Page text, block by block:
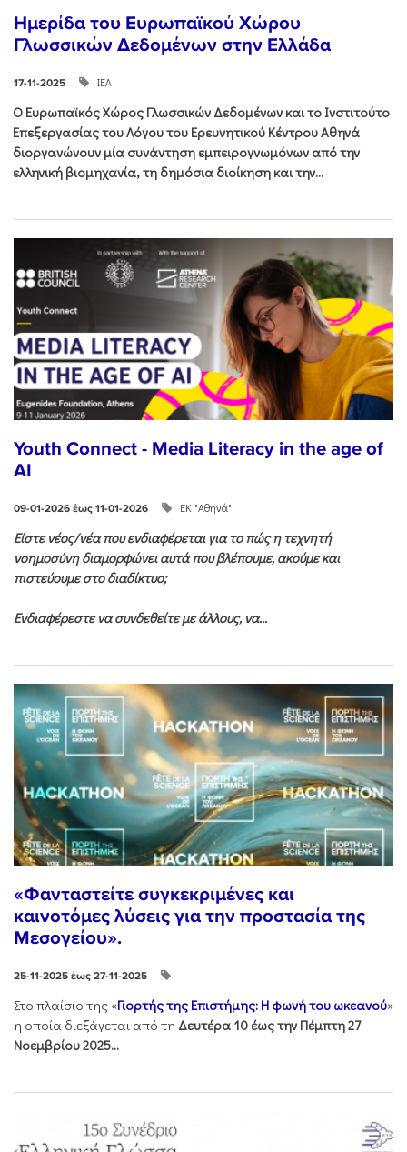
Ημερίδα του Ευρωπαϊκού Χώρου
Γλωσσικών Δεδομένων στην Ελλάδα
17-11-2025 ΙΕΛ
Ο Ευρωπαϊκός Χώρος Γλωσσικών Δεδομένων και το Ινστιτούτο
Επεξεργασίας του Λόγου του Ερευνητικού Κέντρου Αθηνά
διοργανώνουν μία συνάντηση εμπειρογνωμόνων από την
ελληνική βιομηχανία, τη δημόσια διοίκηση και την...
Youth Connect - Media Literacy in the age of
AI
09-01-2026 έως 11-01-2026 ΕΚ "Αθηνά"
Είστε νέος/νέα που ενδιαφέρεται για το πώς η τεχνητή
νοημοσύνη διαμορφώνει αυτά που βλέπουμε, ακούμε και
πιστεύουμε στο διαδίκτυο;
Ενδιαφέρεστε να συνδεθείτε με άλλους, να...
«Φανταστείτε συγκεκριμένες και
καινοτόμες λύσεις για την προστασία της
Μεσογείου».
25-11-2025 έως 27-11-2025
Στo πλαίσιo της «Γιορτής της Επιστήμης: Η φωνή του ωκεανού»
η οποία διεξάγεται από τη Δευτέρα 10 έως την Πέμπτη 27
Νοεμβρίου 2025...